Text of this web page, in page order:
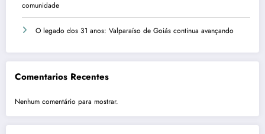
comunidade
O legado dos 31 anos: Valparaíso de Goiás continua avançando
Comentarios Recentes
Nenhum comentário para mostrar.